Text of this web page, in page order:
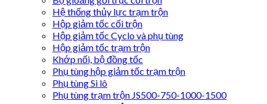
Hệ thống thủy lực trạm trộn
Hộp giảm tốc cối trộn
Hộp giảm tốc Cyclo và phụ tùng
Hộp giảm tốc trạm trộn
Khớp nối, bộ đồng tốc
Phụ tùng hộp giảm tốc trạm trộn
Phụ tùng Si lô
Phụ tùng trạm trộn JS500-750-1000-1500